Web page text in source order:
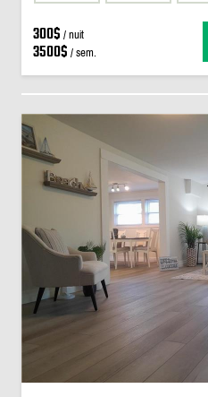
300$ / nuit
3500$ / sem.